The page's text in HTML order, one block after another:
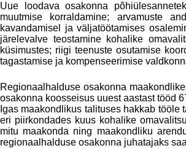
Uue loodava osakonna
muutmise korraldamine; arvamuste
kavandamisel ja väljatöötamises
järelevalve teostamine kohalike
küsimustes; riigi teenuste osutamise
tagastamise ja kompenseerimise
Regionaalhalduse osakonna
osakonna koosseisus uuest aastast tööd
Igas maakondlikus talituses hakkab
eri piirkondades kuus kohalike
mitu maakonda ning maakondliku
regionaalhalduse osakonna juhatajaks